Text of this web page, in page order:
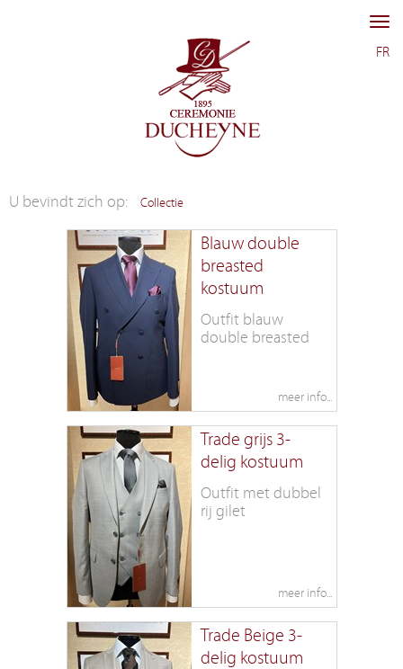
FR
Collectie
Blauw double
breasted
kostuum
Outfit blauw
double breasted
Trade grijs 3-
delig kostuum
Outfit met dubbel
rij gilet
Trade Beige 3-
delig kostuum